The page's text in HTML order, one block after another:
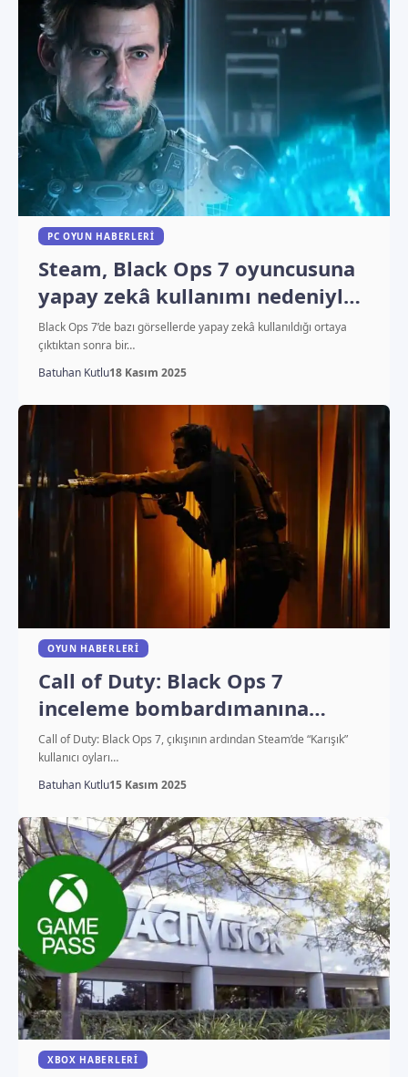
PC OYUN HABERLERI
Steam, Black Ops 7 oyuncusuna
yapay zekâ kullanımı nedeniyle
para iadesi yaptı
Black Ops 7’de bazı görsellerde yapay zekâ kullanıldığı ortaya
çıktıktan sonra bir…
Batuhan Kutlu18 Kasım 2025
OYUN HABERLERI
Call of Duty: Black Ops 7
inceleme bombardımanına
uğruyor
Call of Duty: Black Ops 7, çıkışının ardından Steam’de “Karışık”
kullanıcı oyları…
Batuhan Kutlu15 Kasım 2025
XBOX HABERLERI